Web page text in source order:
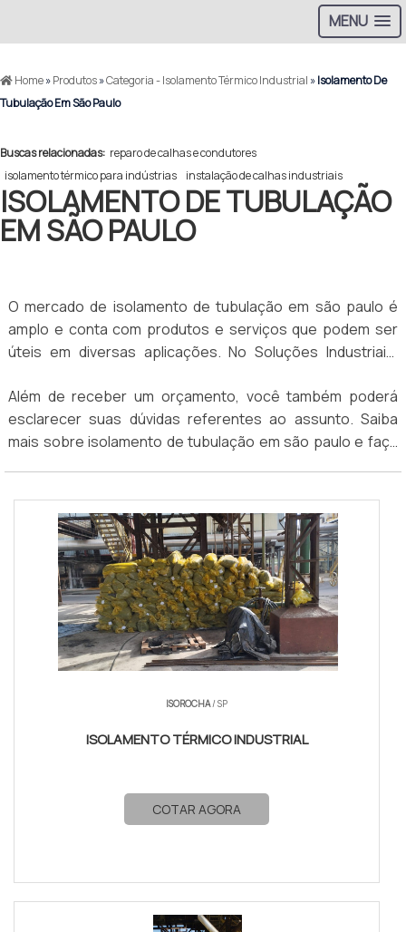
MENU
Home»Produtos»Categoria - Isolamento Térmico Industrial »Isolamento De
Tubulação Em São Paulo
Buscas relacionadas: reparo de calhas e condutores
isolamento térmico para indústrias
instalação de calhas industriais
ISOLAMENTO DE TUBULAÇÃO
EM SÃO PAULO
O mercado de isolamento de tubulação em são paulo é
amplo e conta com produtos e serviços que podem ser
úteis em diversas aplicações. No Soluções Industriais,
mercado B2B, é possível encontrar as melhores empresas
que atuam nesse segmento.
Além de receber um orçamento, você também poderá
esclarecer suas dúvidas referentes ao assunto. Saiba
mais sobre isolamento de tubulação em são paulo e faça
ISOROCHA/ SP
ISOLAMENTO TÉRMICO INDUSTRIAL
COTAR AGORA